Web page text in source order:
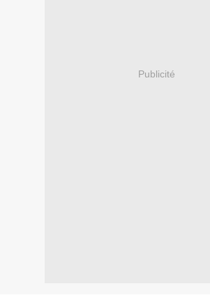
Publicité